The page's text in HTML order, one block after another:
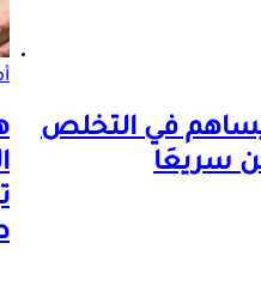
في التخلص
سريعَا